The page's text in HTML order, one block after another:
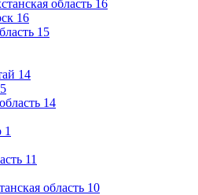
область 16
16
15
14
5
14
1
11
область 10